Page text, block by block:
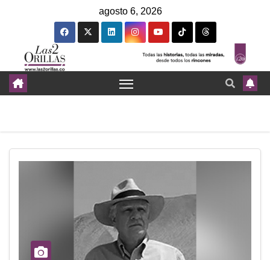
agosto 6, 2026